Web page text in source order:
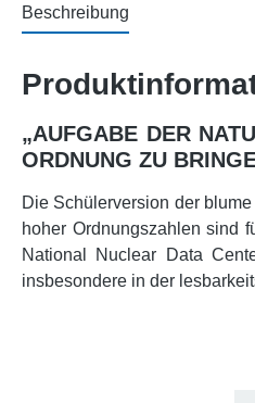
Beschreibung
„AUFGABE DER
ORDNUNG ZU
Die Schülerversion der
hoher Ordnungszahlen sind
National Nuclear Data
insbesondere in der